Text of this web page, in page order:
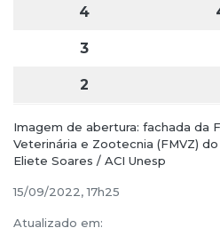
4
3
2
Imagem de abertura: fachada da
Veterinária e Zootecnia (FMVZ)
Eliete Soares / ACI Unesp
15/09/2022, 17h25
Atualizado em: